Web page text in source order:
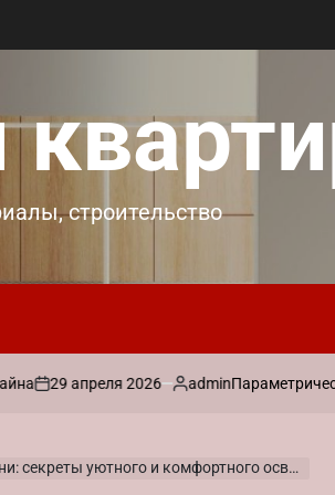
строительство
2026
Запись
adminПараметрическая
уютного и комфортного освещения